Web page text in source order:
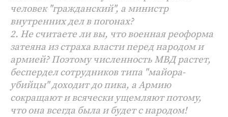
человек "гражданский", а министр
внутренних дел в погонах?
2. Не считаете ли вы, что военная реоформа
затеяна из страха власти перед народом и
армией? Поэтому численность МВД растет,
беспердел сотрудников типа "майора-
убийцы" доходит до пика, а Армию
сокращают и всячески ущемляют потому,
что она всегда была и будет с народом!